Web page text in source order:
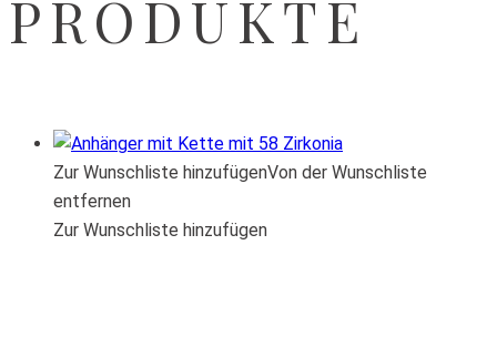
PRODUKTE
Zur Wunschliste hinzufügenVon der Wunschliste
entfernen
Zur Wunschliste hinzufügen